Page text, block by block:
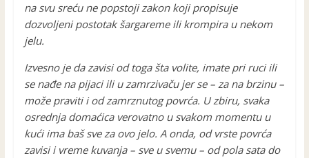
na svu sreću ne popstoji zakon koji propisuje
dozvoljeni postotak šargareme ili krompira u nekom
jelu.
Izvesno je da zavisi od toga šta volite, imate pri ruci ili
se nađe na pijaci ili u zamrzivaču jer se – za na brzinu –
može praviti i od zamrznutog povrća. U zbiru, svaka
osrednja domaćica verovatno u svakom momentu u
kući ima baš sve za ovo jelo. A onda, od vrste povrća
zavisi i vreme kuvanja – sve u svemu – od pola sata do